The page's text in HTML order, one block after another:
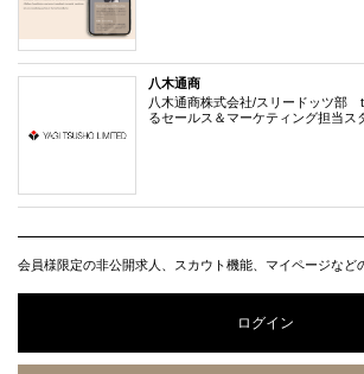
八木通商
八木通商株式会社/スリードッツ部
るセールス＆マーケティング担当ス
会員様限定の非公開求人、スカウト機能、マイページなど
ログイン